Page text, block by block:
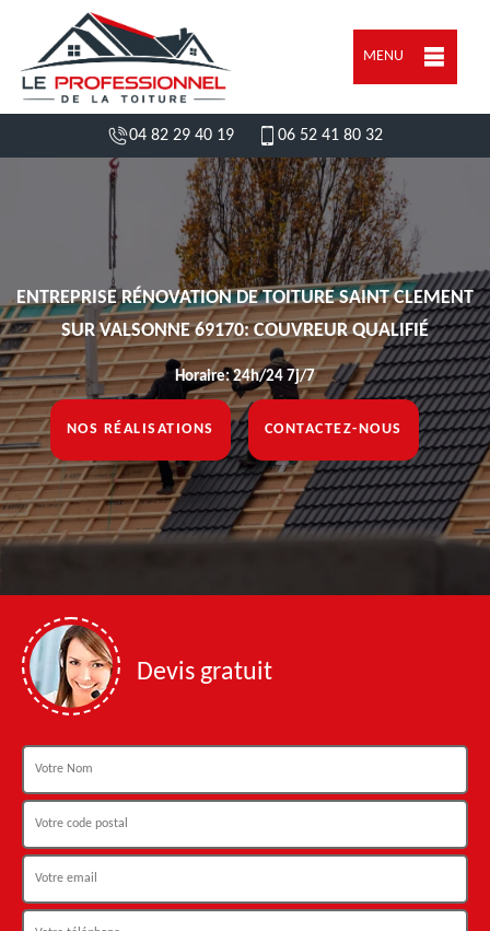
MENU
04 82 29 40 19 06 52 41 80 32
ENTREPRISE RÉNOVATION DE TOITURE SAINT CLEMENT
SUR VALSONNE 69170: COUVREUR QUALIFIÉ
Horaire: 24h/24 7j/7
NOS RÉALISATIONS CONTACTEZ-NOUS
Devis gratuit